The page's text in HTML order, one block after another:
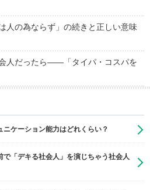
人の為ならず」の続きと正しい意味
人だったら――「タイパ・コスパを
ニケーション能力はどれくらい？
「デキる社会人」を演じちゃう社会人